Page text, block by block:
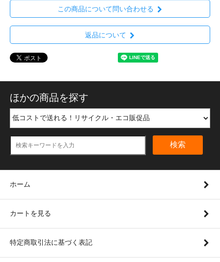
この商品について問い合わせる
返品について
ほかの商品を探す
検索
ホーム
カートを見る
特定商取引法に基づく表記